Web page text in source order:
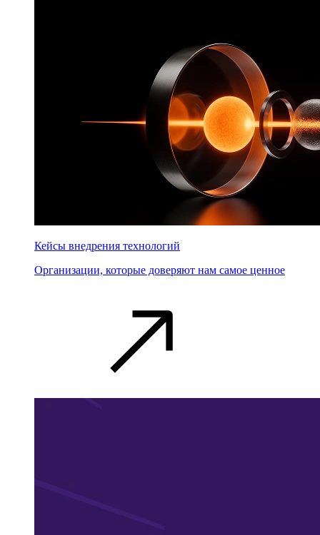
Кейсы внедрения технологий
Организации, которые доверяют нам самое ценное